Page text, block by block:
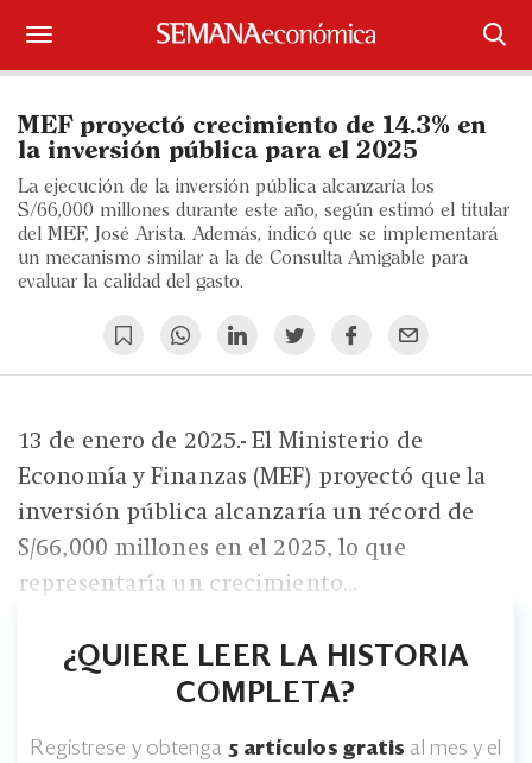
Iniciar sesión
Portada
¿Qué está pasando?
Legal y Política
Blogs
Ranking CEO
Edición Impresa
MEF proyectó crecimiento de 14.3% en
la inversión pública para el 2025
La ejecución de la inversión pública alcanzaría los
S/66,000 millones durante este año, según estimó el titular
del MEF, José Arista. Además, indicó que se implementará
un mecanismo similar a la de Consulta Amigable para
evaluar la calidad del gasto.
13 de enero de 2025.- El Ministerio de
Economía y Finanzas (MEF) proyectó que la
inversión pública alcanzaría un récord de
S/66,000 millones en el 2025, lo que
representaría un crecimiento...
¿QUIERE LEER LA HISTORIA
COMPLETA?
Regístrese y obtenga 5 artículos gratis al mes y el